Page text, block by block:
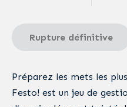
Rupture définitive
Préparez les mets les
Festo! est un jeu de